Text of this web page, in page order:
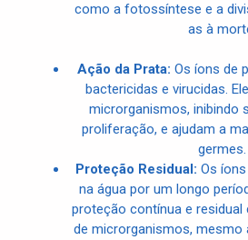
como a fotossíntese e a
as à
Ação da Prata: Os íons de
bactericidas e virucidas.
microrganismos, inibindo
proliferação, e ajudam a
germes.
Proteção Residual: Os
na água por um longo
proteção contínua e
de microrganismos, mesmo